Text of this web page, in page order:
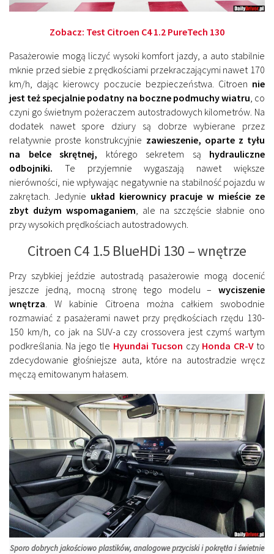
Zobacz: Test Citroen C4 1.2 PureTech 130
Pasażerowie mogą liczyć wysoki komfort jazdy, a auto stabilnie
mknie przed siebie z prędkościami przekraczającymi nawet 170
km/h, dając kierowcy poczucie bezpieczeństwa. Citroen nie
jest też specjalnie podatny na boczne podmuchy wiatru , co
czyni go świetnym pożeraczem autostradowych kilometrów. Na
dodatek nawet spore dziury są dobrze wybierane przez
relatywnie proste konstrukcyjnie zawieszenie, oparte z tyłu
na belce skrętnej, którego sekretem są hydrauliczne
odbojniki. Te przyjemnie wygaszają nawet większe
nierówności, nie wpływając negatywnie na stabilność pojazdu w
zakrętach. Jedynie układ kierownicy pracuje w mieście ze
zbyt dużym wspomaganiem , ale na szczęście słabnie ono
przy wysokich prędkościach autostradowych.
Citroen C4 1.5 BlueHDi 130 – wnętrze
Przy szybkiej jeździe autostradą pasażerowie mogą docenić
jeszcze jedną, mocną stronę tego modelu – wyciszenie
wnętrza . W kabinie Citroena można całkiem swobodnie
rozmawiać z pasażerami nawet przy prędkościach rzędu 130-
150 km/h, co jak na SUV-a czy crossovera jest czymś wartym
podkreślania. Na jego tle Hyundai Tucson czy Honda CR-Vto
zdecydowanie głośniejsze auta, które na autostradzie wręcz
męczą emitowanym hałasem.
Sporo dobrych jakościowo plastików, analogowe przyciski i pokrętła i świetnie